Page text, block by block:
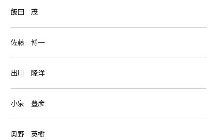
飯田 茂
佐藤 博一
出川 隆洋
小泉 豊彦
奥野 英樹